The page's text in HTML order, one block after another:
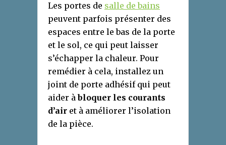
Les portes de salle de bains
peuvent parfois présenter des
espaces entre le bas de la porte
et le sol, ce qui peut laisser
s’échapper la chaleur. Pour
remédier à cela, installez un
joint de porte adhésif qui peut
aider àbloquer les courants
d’air et à améliorer l’isolation
de la pièce.